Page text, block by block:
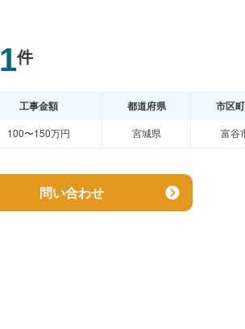
1件
工事金額 都道府県 市区
100〜150万円 宮城県 富谷
問い合わせ